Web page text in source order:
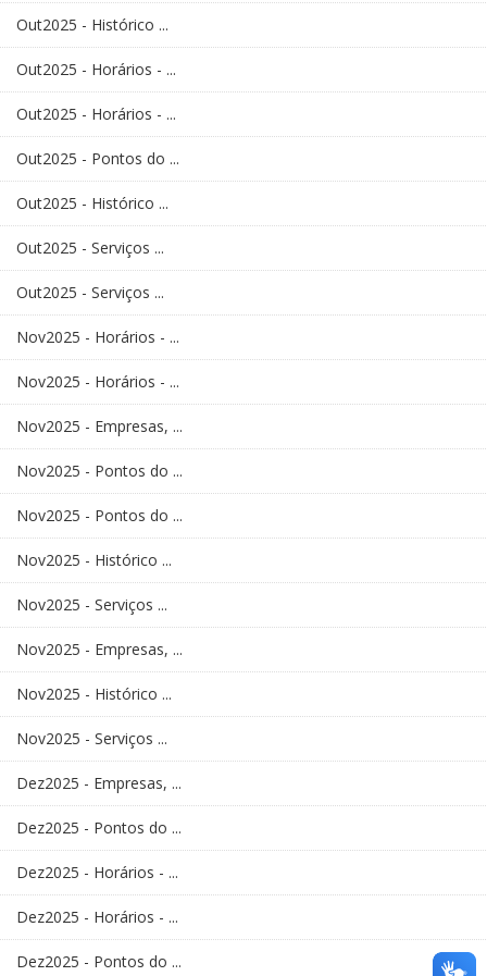
Out2025 - Histórico ...
Out2025 - Horários - ...
Out2025 - Horários - ...
Out2025 - Pontos do ...
Out2025 - Histórico ...
Out2025 - Serviços ...
Out2025 - Serviços ...
Nov2025 - Horários - ...
Nov2025 - Horários - ...
Nov2025 - Empresas, ...
Nov2025 - Pontos do ...
Nov2025 - Pontos do ...
Nov2025 - Histórico ...
Nov2025 - Serviços ...
Nov2025 - Empresas, ...
Nov2025 - Histórico ...
Nov2025 - Serviços ...
Dez2025 - Empresas, ...
Dez2025 - Pontos do ...
Dez2025 - Horários - ...
Dez2025 - Horários - ...
Dez2025 - Pontos do ...